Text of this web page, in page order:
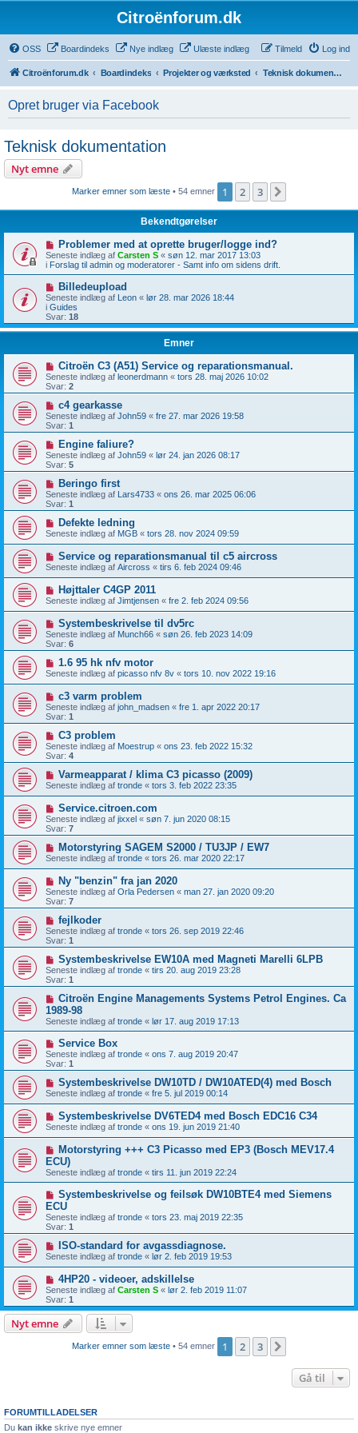
Citroënforum.dk
OSS Boardindeks Nye indlæg Ulæste indlæg Log ind
Tilmeld
Citroënforum.dk Boardindeks Projekter og værksted Teknisk dokumentation
Opret bruger via Facebook
Teknisk dokumentation
Nyt emne
Marker emner som læste • 54 emner 1 2 3
Bekendtgørelser
Problemer med at oprette bruger/logge ind?
Seneste indlæg af Carsten S « søn 12. mar 2017 13:03
i Forslag til admin og moderatorer - Samt info om sidens drift.
Billedeupload
Seneste indlæg af Leon « lør 28. mar 2026 18:44
i Guides
Svar: 18
Emner
Citroën C3 (A51) Service og reparationsmanual.
Seneste indlæg af leonerdmann « tors 28. maj 2026 10:02
Svar: 2
c4 gearkasse
Seneste indlæg af John59 « fre 27. mar 2026 19:58
Svar: 1
Engine faliure?
Seneste indlæg af John59 « lør 24. jan 2026 08:17
Svar: 5
Beringo first
Seneste indlæg af Lars4733 « ons 26. mar 2025 06:06
Svar: 1
Defekte ledning
Seneste indlæg af MGB « tors 28. nov 2024 09:59
Service og reparationsmanual til c5 aircross
Seneste indlæg af Aircross « tirs 6. feb 2024 09:46
Højttaler C4GP 2011
Seneste indlæg af Jimtjensen « fre 2. feb 2024 09:56
Systembeskrivelse til dv5rc
Seneste indlæg af Munch66 « søn 26. feb 2023 14:09
Svar: 6
1.6 95 hk nfv motor
Seneste indlæg af picasso nfv 8v « tors 10. nov 2022 19:16
c3 varm problem
Seneste indlæg af john_madsen « fre 1. apr 2022 20:17
Svar: 1
C3 problem
Seneste indlæg af Moestrup « ons 23. feb 2022 15:32
Svar: 4
Varmeapparat / klima C3 picasso (2009)
Seneste indlæg af tronde « tors 3. feb 2022 23:35
Service.citroen.com
Seneste indlæg af jixxel « søn 7. jun 2020 08:15
Svar: 7
Motorstyring SAGEM S2000 / TU3JP / EW7
Seneste indlæg af tronde « tors 26. mar 2020 22:17
Ny "benzin" fra jan 2020
Seneste indlæg af Orla Pedersen « man 27. jan 2020 09:20
Svar: 7
fejlkoder
Seneste indlæg af tronde « tors 26. sep 2019 22:46
Svar: 1
Systembeskrivelse EW10A med Magneti Marelli 6LPB
Seneste indlæg af tronde « tirs 20. aug 2019 23:28
Svar: 1
Citroën Engine Managements Systems Petrol Engines. Ca
1989-98
Seneste indlæg af tronde « lør 17. aug 2019 17:13
Service Box
Seneste indlæg af tronde « ons 7. aug 2019 20:47
Svar: 1
Systembeskrivelse DW10TD / DW10ATED(4) med Bosch
Seneste indlæg af tronde « fre 5. jul 2019 00:14
Systembeskrivelse DV6TED4 med Bosch EDC16 C34
Seneste indlæg af tronde « ons 19. jun 2019 21:40
Motorstyring +++ C3 Picasso med EP3 (Bosch MEV17.4
ECU)
Seneste indlæg af tronde « tirs 11. jun 2019 22:24
Systembeskrivelse og feilsøk DW10BTE4 med Siemens
ECU
Seneste indlæg af tronde « tors 23. maj 2019 22:35
Svar: 1
ISO-standard for avgassdiagnose.
Seneste indlæg af tronde « lør 2. feb 2019 19:53
4HP20 - videoer, adskillelse
Seneste indlæg af Carsten S « lør 2. feb 2019 11:07
Svar: 1
Nyt emne
Marker emner som læste • 54 emner 1 2 3
Gå til
FORUMTILLADELSER
Du kan ikke skrive nye emner